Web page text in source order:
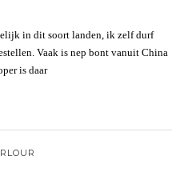
in dit soort landen, ik zelf durf
Vaak is nep bont vanuit China
is daar